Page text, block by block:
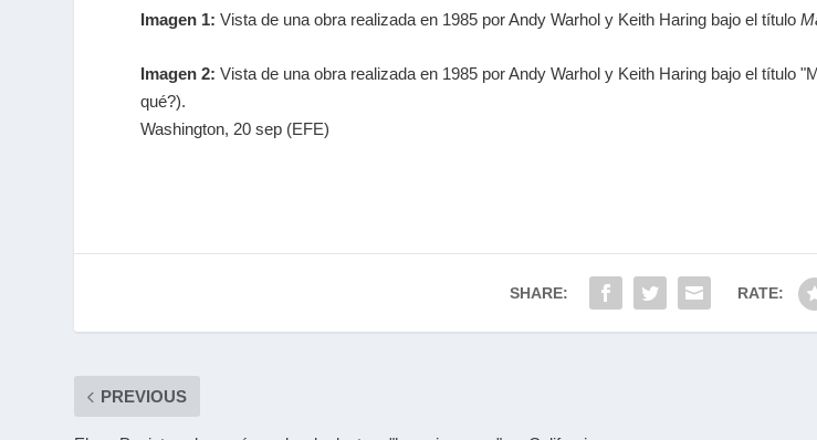
Imagen 1:Vista de una obra realizada en 1985 por Andy Warhol y Keith Haring bajo el título
Imagen 2:Vista de una obra realizada en 1985 por Andy Warhol y Keith Haring bajo el título
qué?).
Washington, 20 sep (EFE)
SHARE: RATE:
PREVIOUS